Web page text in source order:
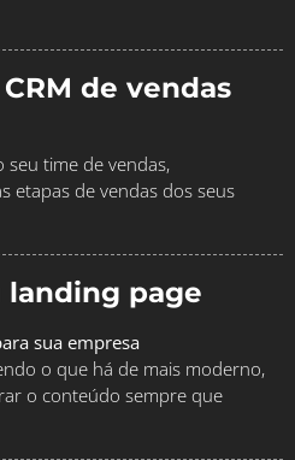
de vendas
seu time de vendas,
etapas de vendas dos seus
landing page
sua empresa
o que há de mais moderno,
o conteúdo sempre que